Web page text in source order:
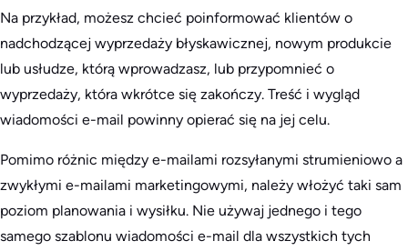
Na przykład, możesz chcieć poinformować klientów o
nadchodzącej wyprzedaży błyskawicznej, nowym produkcie
lub usłudze, którą wprowadzasz, lub przypomnieć o
wyprzedaży, która wkrótce się zakończy. Treść i wygląd
wiadomości e-mail powinny opierać się na jej celu.
Pomimo różnic między e-mailami rozsyłanymi strumieniowo a
zwykłymi e-mailami marketingowymi, należy włożyć taki sam
poziom planowania i wysiłku. Nie używaj jednego i tego
samego szablonu wiadomości e-mail dla wszystkich tych